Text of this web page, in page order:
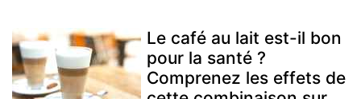
Le café au lait est-il bon
pour la santé ?
Comprenez les effets de